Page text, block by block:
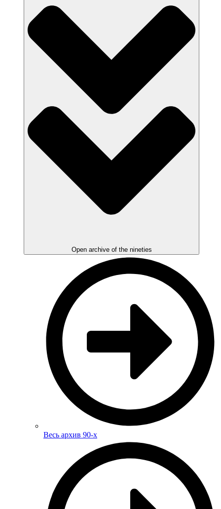
Open archive of the nineties
Весь архив 90-х